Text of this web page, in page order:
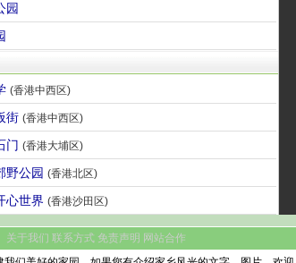
园
(香港中西区)
街 (香港中西区)
门 (香港大埔区)
野公园 (香港北区)
心世界 (香港沙田区)
关于我们 联系方式 免责声明 网站合作